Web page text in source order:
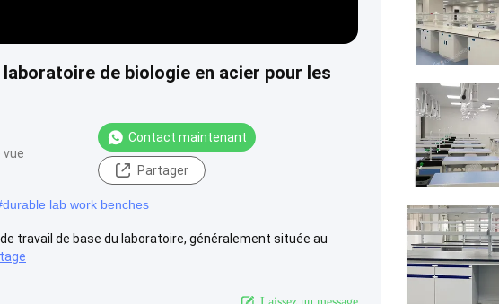
de biologie en acier pour les
vue
Contact maintenant
Partager
durable lab work benches
travail de base du laboratoire, généralement située au
Laissez un message